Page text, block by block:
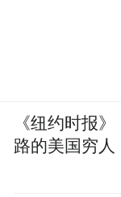
《纽约时报
路的美国穷人